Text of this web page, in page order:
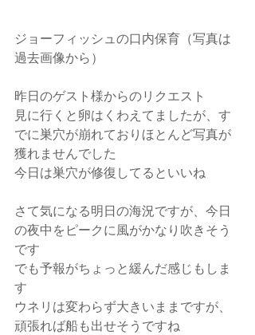
ジョーフィッシュの口内保育（写真は
過去画像から）
昨日のゲスト様からのリクエスト
見に行くと卵はくわえてましたが、す
でに巣穴が崩れておりほとんど写真が
獲れませんでした
今日は巣穴が修復してるといいね
さて気になる明日の海況ですが、今日
の夜中をピークに風がかなり吹きそう
です
でも予報がちょっと緩んだ感じもしま
す
ウネリは変わらず大きいままですが、
頑張れば船も出せそうですね